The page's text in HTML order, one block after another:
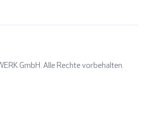
GmbH. Alle Rechte vorbehalten.